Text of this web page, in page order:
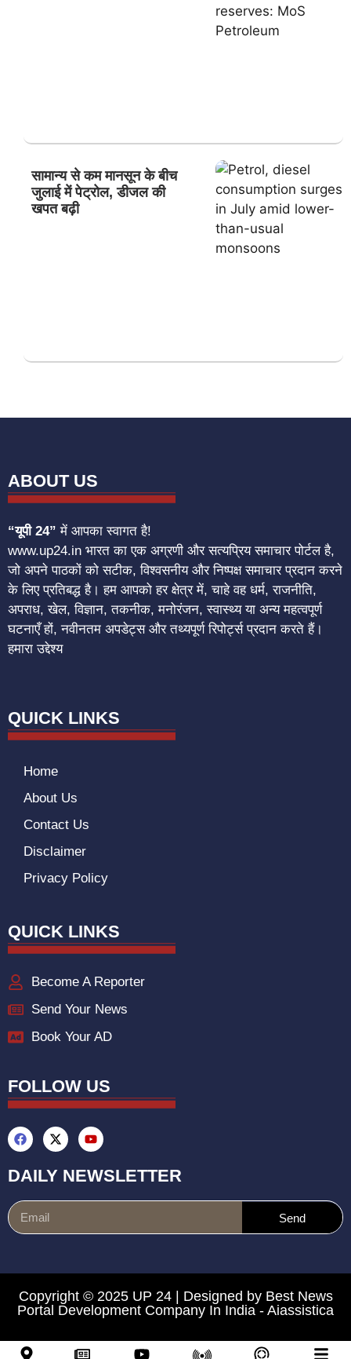
सामान्य से कम मानसून के बीच
जुलाई में पेट्रोल, डीजल की
खपत बढ़ी
ABOUT US
“यूपी 24” में आपका स्वागत है!
www.up24.in भारत का एक अग्रणी और सत्यप्रिय समाचार पोर्टल है,
जो अपने पाठकों को सटीक, विश्वसनीय और निष्पक्ष समाचार प्रदान करने
के लिए प्रतिबद्ध है। हम आपको हर क्षेत्र में, चाहे वह धर्म, राजनीति,
अपराध, खेल, विज्ञान, तकनीक, मनोरंजन, स्वास्थ्य या अन्य महत्वपूर्ण
घटनाएँ हों, नवीनतम अपडेट्स और तथ्यपूर्ण रिपोर्ट्स प्रदान करते हैं।
हमारा उद्देश्य
QUICK LINKS
Home
About Us
Contact Us
Disclaimer
Privacy Policy
QUICK LINKS
Become A Reporter
Send Your News
Book Your AD
FOLLOW US
DAILY NEWSLETTER
Send
Copyright © 2025 UP 24 | Designed by Best News
Portal Development Company In India - Aiassistica